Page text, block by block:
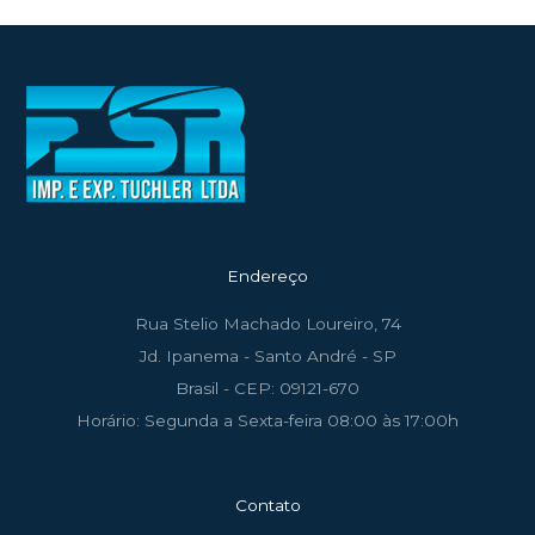
Endereço
Rua Stelio Machado Loureiro, 74
Jd. Ipanema - Santo André - SP
Brasil - CEP: 09121-670
Horário: Segunda a Sexta-feira 08:00 às 17:00h
Contato